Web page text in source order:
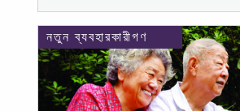
নতুন ব্যবহারকারীগণ